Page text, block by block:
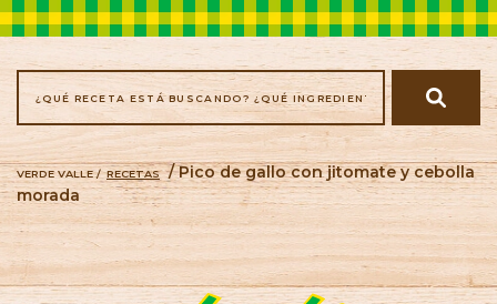
VERDE VALLE / RECETAS
/ Pico de gallo con jitomate y cebolla
morada